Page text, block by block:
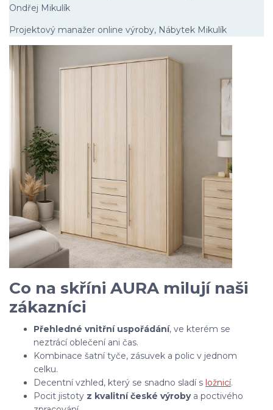
Ondřej Mikulík
Projektový manažer online výroby, Nábytek Mikulík
Co na skříni AURA milují naši
zákazníci
Přehledné vnitřní uspořádání, ve kterém se
neztrácí oblečení ani čas.
Kombinace šatní tyče, zásuvek a polic v jednom
celku.
Decentní vzhled, který se snadno sladí s ložnicí.
Pocit jistoty z kvalitní české výrobya poctivého